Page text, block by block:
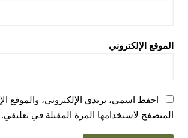
الموقع الإلكتروني
احفظ اسمي، بريدي الإلكتروني، والموقع
المتصفح لاستخدامها المرة المقبلة في تعليقي.